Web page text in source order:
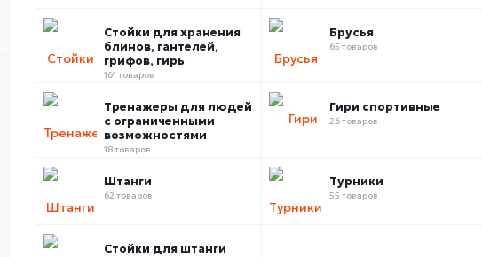
Стойки для хранения
блинов, гантелей,
грифов, гирь
161 товаров
Брусья
65 товаров
Тренажеры для людей
с ограниченными
возможностями
18 товаров
Гири спортивные
26 товаров
Штанги
62 товаров
Турники
55 товаров
Стойки для штанги